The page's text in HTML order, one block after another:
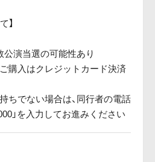
】
演当選の可能性あり
購入はクレジットカード決済
ちでない場合は、同行者の電話
」を入力してお進みください